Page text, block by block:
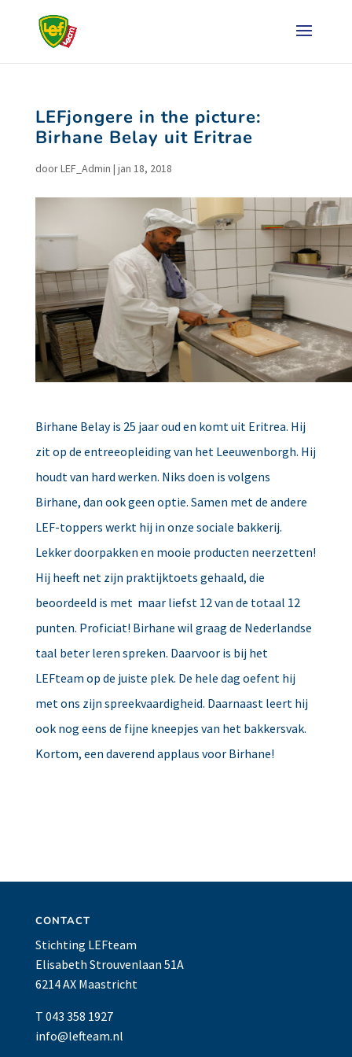
LEFjongere in the picture:
Birhane Belay uit Eritrae
doorLEF_Admin | jan 18, 2018
Birhane Belay is 25 jaar oud en komt uit Eritrea. Hij
zit op de entreeopleiding van het Leeuwenborgh. Hij
houdt van hard werken. Niks doen is volgens
Birhane, dan ook geen optie. Samen met de andere
LEF-toppers werkt hij in onze sociale bakkerij.
Lekker doorpakken en mooie producten neerzetten!
Hij heeft net zijn praktijktoets gehaald, die
beoordeeld is met maar liefst 12 van de totaal 12
punten. Proficiat! Birhane wil graag de Nederlandse
taal beter leren spreken. Daarvoor is bij het
LEFteam op de juiste plek. De hele dag oefent hij
met ons zijn spreekvaardigheid. Daarnaast leert hij
ook nog eens de fijne kneepjes van het bakkersvak.
Kortom, een daverend applaus voor Birhane!
CONTACT
Stichting LEFteam
Elisabeth Strouvenlaan 51A
6214 AX Maastricht
T 043 358 1927
info@lefteam.nl